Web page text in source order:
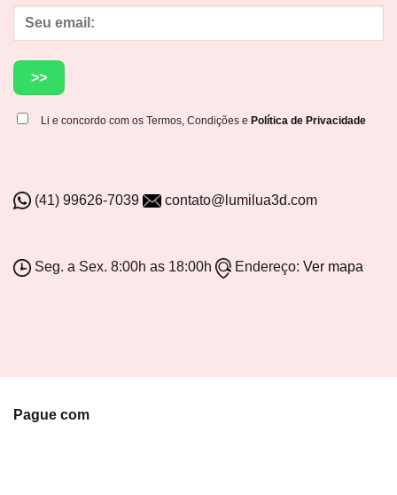
Li e concordo com os Termos, Condições e Política de Privacidade
(41) 99626-7039 contato@lumilua3d.com
Seg. a Sex. 8:00h as 18:00h Endereço: Ver mapa
Pague com